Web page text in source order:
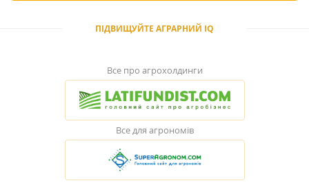
ПІДВИЩУЙТЕ АГРАРНИЙ IQ
Все про агрохолдинги
Все для агрономів